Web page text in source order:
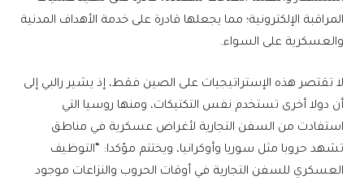
المراقبة الإلكترونية؛ مما يجعلها قادرة على خدمة الأهداف المدنية
والعسكرية على السواء.
لا تقتصر هذه الإستراتيجيات على الصين فقط، إذ يشير رالبي إلى
أن دولا أخرى تستخدم نفس التكتيكات، ومنها روسيا التي
استفادت من السفن التجارية لأغراض عسكرية في مناطق
تشهد حروبا مثل سوريا وأوكرانيا، ويختتم مؤكدا: “التوظيف
العسكري للسفن التجارية في أوقات الحروب والنزاعات موجود